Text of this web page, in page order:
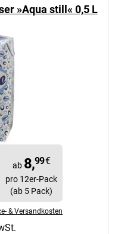
»Aqua still« 0,5 L
ab 8,99€
pro 12er-Pack
(ab 5 Pack)
& Versandkosten